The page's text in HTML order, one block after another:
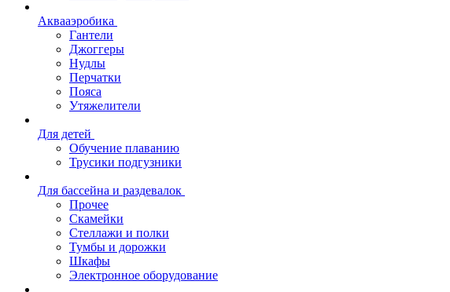
Аквааэробика
Гантели
Джоггеры
Нудлы
Перчатки
Пояса
Утяжелители
Для детей
Обучение плаванию
Трусики подгузники
Для бассейна и раздевалок
Прочее
Скамейки
Стеллажи и полки
Тумбы и дорожки
Шкафы
Электронное оборудование